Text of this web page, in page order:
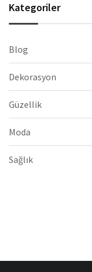
Kategoriler
Blog
Dekorasyon
Güzellik
Moda
Sağlık